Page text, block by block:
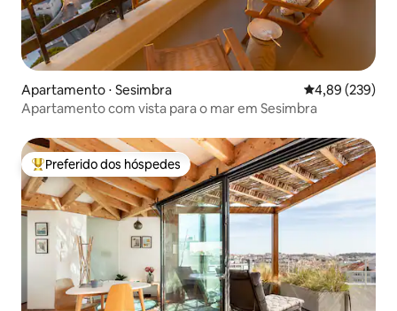
Apartamento ⋅ Sesimbra 4,89 de uma
4,89 (239)
Apartamento com vista para o mar em Sesimbra
Entre os melhores preferidos dos hóspedes
Preferido dos hóspedes